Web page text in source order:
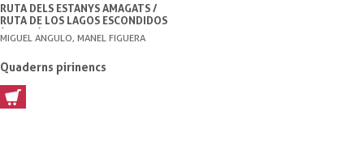
RUTA DELS ESTANYS AMAGATS /
RUTA DE LOS LAGOS ESCONDIDOS
(+MAPA)
MIGUEL ANGULO, MANEL FIGUERA
Quaderns pirinencs